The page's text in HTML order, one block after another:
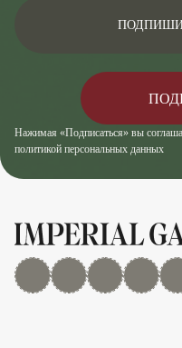
Нажимая «Подписаться» вы
политикой персональных данных
MAX Дзен YouTuberutube